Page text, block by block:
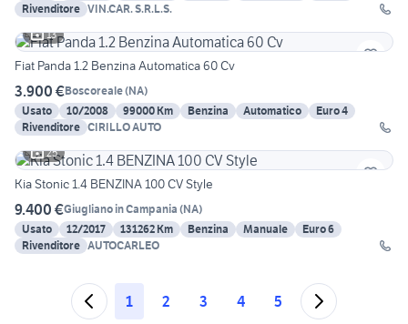
Rivenditore VIN.CAR. S.R.L.S.
13
Fiat Panda 1.2 Benzina Automatica 60 Cv
3.900 €Boscoreale(NA)
Usato
10/2008 99000 Km Benzina Automatico
Euro 4
Rivenditore CIRILLO AUTO
25
Kia Stonic 1.4 BENZINA 100 CV Style
9.400 €Giugliano in Campania (NA)
Usato
12/2017 131262 Km Benzina Manuale
Euro 6
Rivenditore AUTOCARLEO
1 2 3 4 5